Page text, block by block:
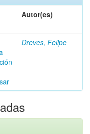
Autor(es)
Dreves, Felipe